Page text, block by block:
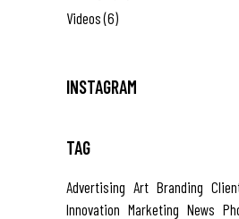
Videos(6)
INSTAGRAM
TAG
Advertising Art Branding
Innovation Marketing News